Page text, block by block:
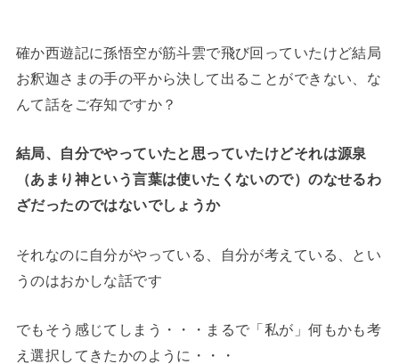
確か西遊記に孫悟空が筋斗雲で飛び回っていたけど結局
お釈迦さまの手の平から決して出ることができない、な
んて話をご存知ですか？
結局、自分でやっていたと思っていたけどそれは源泉
（あまり神という言葉は使いたくないので）のなせるわ
ざだったのではないでしょうか
それなのに自分がやっている、自分が考えている、とい
うのはおかしな話です
でもそう感じてしまう・・・まるで「私が」何もかも考
え選択してきたかのように・・・